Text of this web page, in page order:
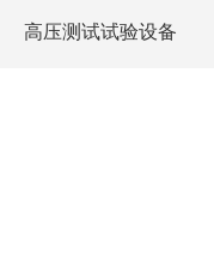
高压测试试验设备